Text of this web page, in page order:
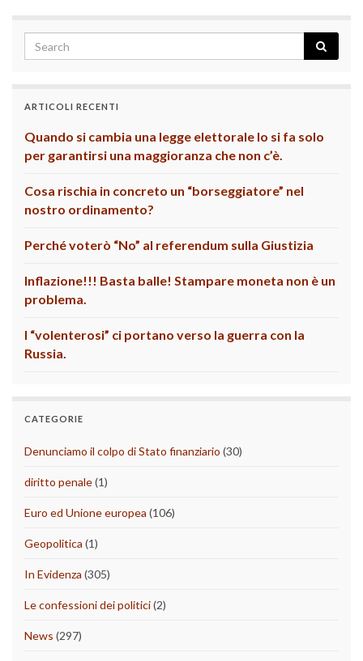
ARTICOLI RECENTI
Quando si cambia una legge elettorale lo si fa solo
per garantirsi una maggioranza che non c’è.
Cosa rischia in concreto un “borseggiatore” nel
nostro ordinamento?
Perché voterò “No” al referendum sulla Giustizia
Inflazione!!! Basta balle! Stampare moneta non è un
problema.
I “volenterosi” ci portano verso la guerra con la
Russia.
CATEGORIE
Denunciamo il colpo di Stato finanziario (30)
diritto penale(1)
Euro ed Unione europea (106)
Geopolitica (1)
In Evidenza (305)
Le confessioni dei politici(2)
News (297)